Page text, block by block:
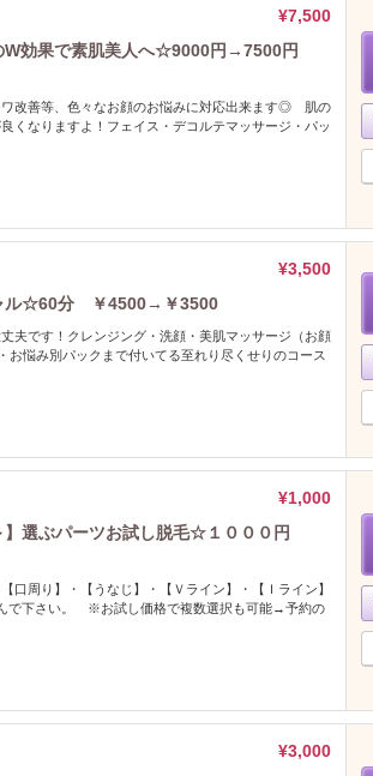
¥7,500
W効果で素肌美人へ☆9000円→7500円
ワ改善等、色々なお顔のお悩みに対応出来ます◎ 肌の
くなりますよ！フェイス・デコルテマッサージ・パッ
¥3,500
ャル☆60分 ￥4500→￥3500
夫です！クレンジング・洗顔・美肌マッサージ（お顔
お悩み別パックまで付いてる至れり尽くせりのコース
¥1,000
】選ぶパーツお試し脱毛☆１０００円
口周り】・【うなじ】・【Ｖライン】・【Ｉライン】
で下さい。 ※お試し価格で複数選択も可能→予約の
¥3,000